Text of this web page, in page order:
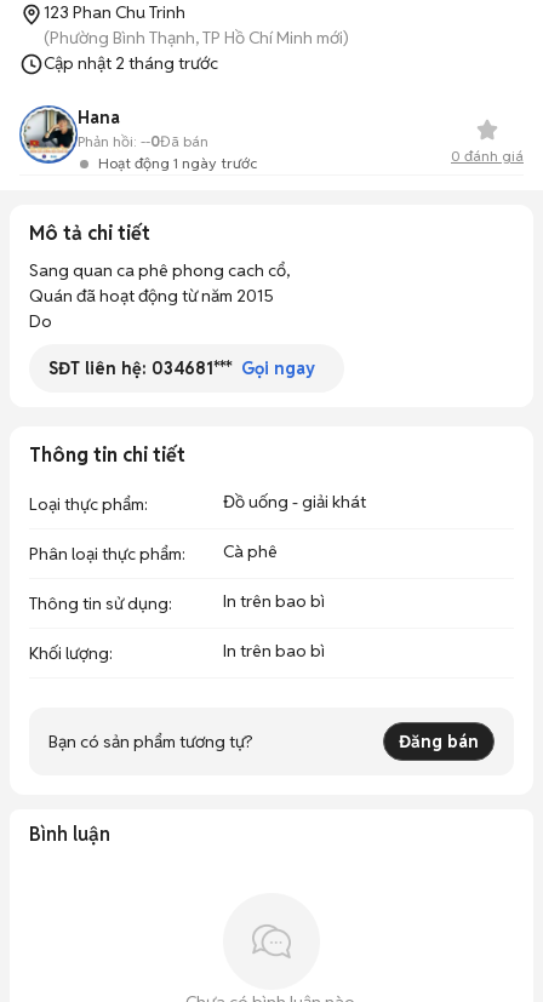
123 Phan Chu Trinh
(Phường Bình Thạnh, TP Hồ Chí Minh mới)
Cập nhật 2 tháng trước
Hana
Hoạt động 1 ngày trước
Phản hồi: --0Đã bán
0 đánh giá
Mô tả chi tiết
Sang quan ca phê phong cach cổ,
Quán đã hoạt động từ năm 2015
Do
SĐT liên hệ: 034681*** Gọi ngay
Thông tin chi tiết
Loại thực phẩm: Đồ uống - giải khát
Phân loại thực phẩm: Cà phê
Thông tin sử dụng: In trên bao bì
Khối lượng: In trên bao bì
Bạn có sản phẩm tương tự? Đăng bán
Bình luận